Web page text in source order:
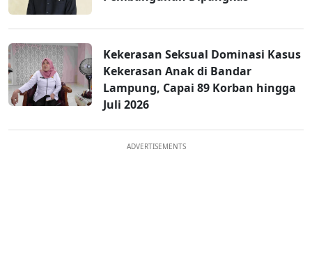
Kekerasan Seksual Dominasi Kasus
Kekerasan Anak di Bandar
Lampung, Capai 89 Korban hingga
Juli 2026
ADVERTISEMENTS